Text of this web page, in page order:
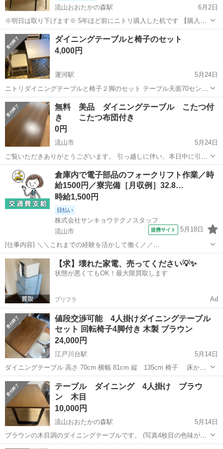
流山おおたかの森駅
6月2日
※明日は取り下げます※ 5年ほど前にニトリ購入した机です 【購入時
価格】10,000円〜20,000円ぐらい 【サイズ】 W(幅) 80 H(高さ) 115
D(奥行) 80 【傷などの状態】画像の通りです 【アピールポ...
千葉 流山市 流山おおたかの森駅 テーブル ダイニング
ダイニングテーブルと椅子のセット
4,000円
運河駅
5月24日
ニトリダイニングテーブルと椅子２脚のセット テーブル天面70センチ
×70センチ 高さ70センチ DT TESSA 70 NA/WH 脚外し解体渡し希望で
すが、組み立てた状態でも可 取りに来られる方に
千葉 流山市 運河駅 テーブル
ニトリダイニングテーブル
無料 美品 ダイニングテーブル こたつ付
き こたつ布団付き
0円
流山市
5月24日
ご覧いただきありがとうございます。 引っ越しに伴い、本日中に引き
取っていただける方を急募いたします。 本日【5月24日（日）】に自
宅まで引き取りに来てくださる方を優先させていただきます。 ■商品
内容 ・こたつ付きダイニン...
千葉 テーブル ダイニング
倉庫内で電子部品のフォークリフト作業／時
給1500円／寮完備［月収例］32.8…
時給1,500円
日払い
株式会社サンキョウテクノスタッフ
流山市
提携サイト 5月18日
[仕事内容] ＼＼これまでの経験を活かして働く／／
━━━━━━━━━━━━━━━━━━ ■えらべる勤務時間×高時給×
土日休み ■しっかり稼ぎたい方は夜勤固定！ ■主婦（夫）さんに人気
の日勤固定！ ■急な出費にも対応できる日...
千葉 流山市 工場
【求】壊れた家電、売ってください💡✨
状態が悪くてもOK！最大限買取します
プリフラ Ad
値段交渉可能 4人掛けダイニングテーブル
セット 回転椅子4脚付き 木製 ブラウン
24,000円
江戸川台駅
5月14日
ダイニングテーブル 高さ 70cm 横幅 81cm 縦 135cm 椅子 床から
座面まで高さ42cm 背もたれ含め高さ 80cm 背もたれのみ 38cm 座面
横48cm 奥行き42cm 机はカバーを使用していた為ほぼ無...
千葉 流山市 江戸川台駅 テーブル 背もたれ
テーブル ダイニング 4人掛け ブラウ
ン 木目
10,000円
流山おおたかの森駅
5月14日
ブラウンの木目調のダイニングテーブルです。 (写真4枚目の色味が実
際に近いです。) 1年のみ使用でほとんど傷などありません。 一枚板風